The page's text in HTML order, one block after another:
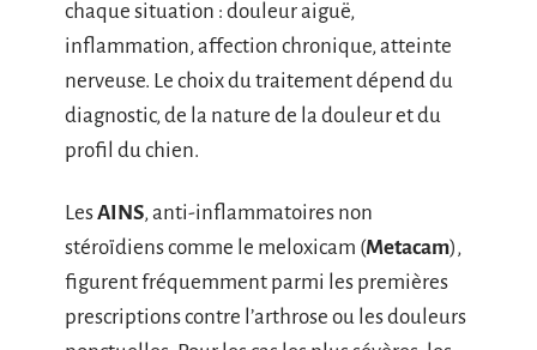
chaque situation : douleur aiguë,
inflammation, affection chronique, atteinte
nerveuse. Le choix du traitement dépend du
diagnostic, de la nature de la douleur et du
profil du chien.
LesAINS, anti-inflammatoires non
stéroïdiens comme le meloxicam (Metacam),
figurent fréquemment parmi les premières
prescriptions contre l’arthrose ou les douleurs